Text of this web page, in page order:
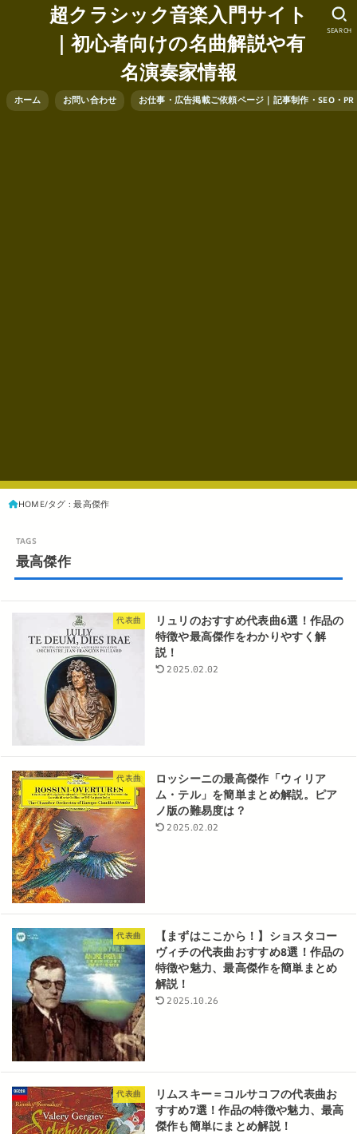
超クラシック音楽入門サイト
｜初心者向けの名曲解説や有
名演奏家情報
ホーム お問い合わせ お仕事・広告掲載ご依頼ページ｜記事制作・SEO・
SEARCH
HOME タグ : 最高傑作
最高傑作
代表曲
リュリのおすすめ代表曲6選！作品の
特徴や最高傑作をわかりやすく解
説！
2025.02.02
代表曲
ロッシーニの最高傑作「ウィリア
ム・テル」を簡単まとめ解説。ピア
ノ版の難易度は？
2025.02.02
代表曲
【まずはここから！】ショスタコー
ヴィチの代表曲おすすめ8選！作品の
特徴や魅力、最高傑作を簡単まとめ
解説！
2025.10.26
代表曲
リムスキー＝コルサコフの代表曲お
すすめ7選！作品の特徴や魅力、最高
傑作も簡単にまとめ解説！